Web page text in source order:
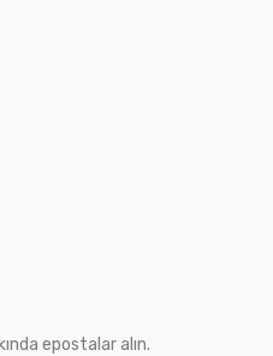
epostalar alın.